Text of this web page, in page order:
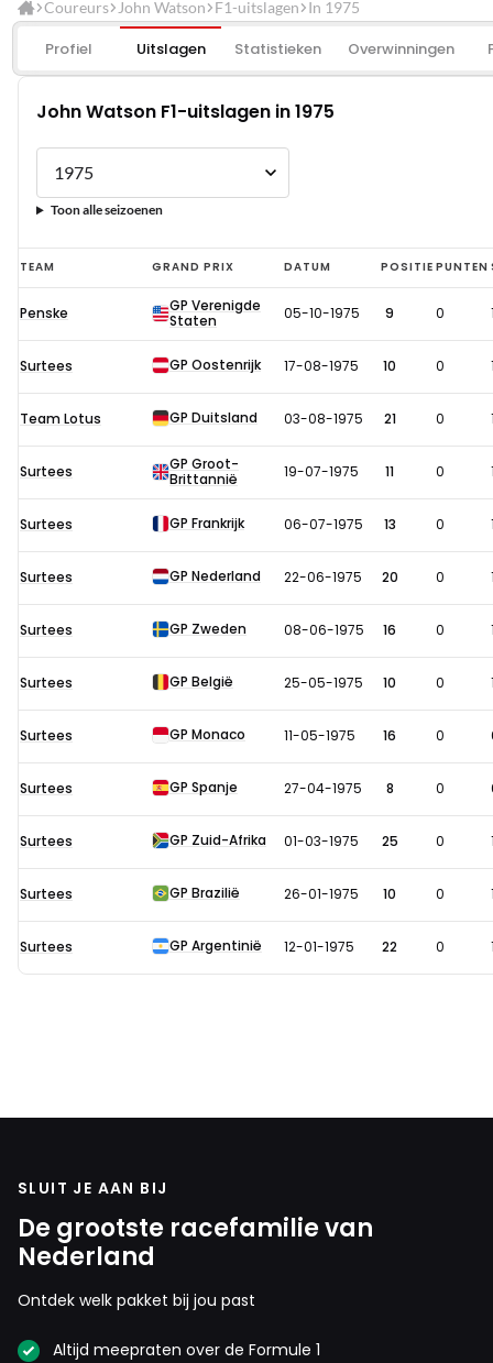
Coureurs John Watson F1-uitslagen In 1975
Profiel Uitslagen Statistieken Overwinningen
John Watson F1-uitslagen in 1975
Toon alle seizoenen
John
Watson
F1-
uitslagen
1975
TEAM GRAND PRIX DATUM POSITIE PUNTEN
Penske
GP Verenigde
Staten
05-10-1975 9 0
Surtees GP Oostenrijk 17-08-1975 10 0
Team Lotus GP Duitsland 03-08-1975 21 0
Surtees
GP Groot-
Brittannië
19-07-1975 11 0
Surtees GP Frankrijk 06-07-1975 13 0
Surtees GP Nederland 22-06-1975 20 0
Surtees GP Zweden 08-06-1975 16 0
Surtees GP België 25-05-1975 10 0
Surtees GP Monaco 11-05-1975 16 0
Surtees GP Spanje 27-04-1975 8 0
Surtees GP Zuid-Afrika 01-03-1975 25 0
Surtees GP Brazilië 26-01-1975 10 0
Surtees GP Argentinië 12-01-1975 22 0
SLUIT JE AAN BIJ
De grootste racefamilie van
Nederland
Ontdek welk pakket bij jou past
Altijd meepraten over de Formule 1